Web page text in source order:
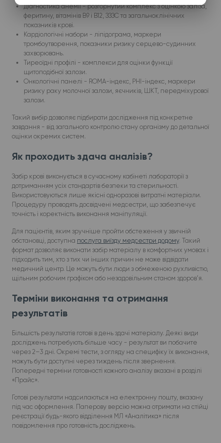
Діагностика анемії - розгорнутий комплекс з оцінкою заліза,
феритину, вітамінів B9 і B12, ЗЗЗС та загальноклінічних
показників крові.
Кардіологічні набори - ліпідограма, маркери
тромбоутворення, показники ризику серцево-судинних
захворювань.
Тиреоїдні профілі - комплекси для оцінки функції
щитоподібної залози.
Онкологічні панелі - ROMA-індекс, PHI-індекс, маркери
ризику раку молочної залози, яєчників, ШКТ, передміхурової
залози.
Такий вибір дозволяє підбирати дослідження під конкретне
завдання - від загального контролю стану організму до детальної
оцінки окремих систем.
Як проходить здача аналізів?
Забір крові виконується в сучасному кабінеті лабораторії з
дотриманням усіх стандартів безпеки та стерильності.
Використовуються лише якісні одноразові витратні матеріали.
Процедуру проводять досвідчені медсестри, що забезпечує
точність і коректність виконання маніпуляції.
Для пацієнтів, яким зручніше пройти обстеження у звичній
обстановці, доступна послуга виїзду медсестри додому. Такий
формат дозволяє виконати забір матеріалу в комфортних умовах і
підходить тим, хто з тих чи інших причин не може відвідати
медичний центр. Це можуть бути люди з обмеженою рухливістю,
щільним робочим графіком або незадовільним станом здоров’я.
Терміни виконання та отримання
результатів
Більшість результатів готові в день здачі матеріалу. Деякі види
досліджень потребують більше часу - результат ви побачите
через 2–3 дні. Окремі тести, з огляду на специфіку їх виконання,
можуть бути доступні через тиждень після звернення.
Попередні терміни готовності кожного аналізу вказані в розділі
«Прайс».
Готові результати надсилаються на електронну пошту, вказану
під час оформлення. Паперову версію можна отримати на стійці
реєстрації будь-якого відділення МЛ «Аналітика» після
повідомлення про готовність досліджень.